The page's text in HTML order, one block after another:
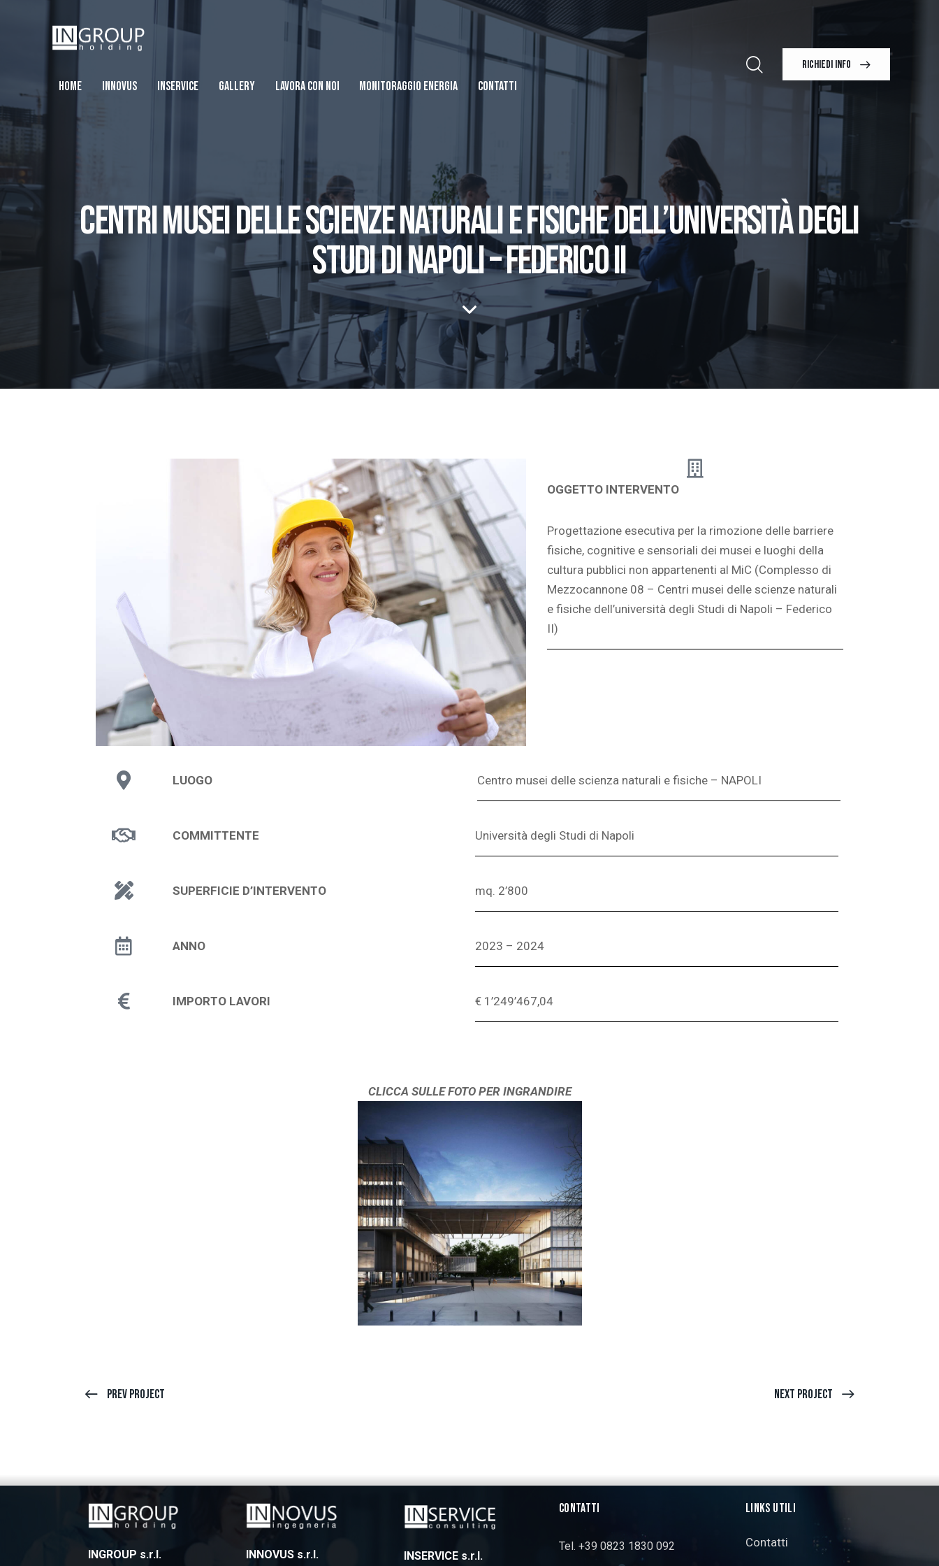
HOME INNOVUS INSERVICE GALLERY LAVORA CON NOI MONITORAGGIO ENERGIA CONTATTI
RICHIEDI INFO
CENTRI MUSEI DELLE SCIENZE NATURALI E FISICHE DELL’UNIVERSITÀ DEGLI
STUDI DI NAPOLI – FEDERICO II
OGGETTO INTERVENTO
Progettazione esecutiva per la rimozione delle barriere
fisiche, cognitive e sensoriali dei musei e luoghi della
cultura pubblici non appartenenti al MiC (Complesso di
Mezzocannone 08 – Centri musei delle scienze naturali
e fisiche dell’università degli Studi di Napoli – Federico
II)
LUOGO Centro musei delle scienza naturali e fisiche – NAPOLI
COMMITTENTE Università degli Studi di Napoli
SUPERFICIE D’INTERVENTO mq. 2’800
ANNO 2023 – 2024
IMPORTO LAVORI € 1’249’467,04
CLICCA SULLE FOTO PER INGRANDIRE
Prev Project Next Project
INGROUP s.r.l.
INNOVUS s.r.l.
INSERVICE s.r.l.
CONTATTI
Tel. +39 0823 1830 092
LINKS UTILI
Contatti